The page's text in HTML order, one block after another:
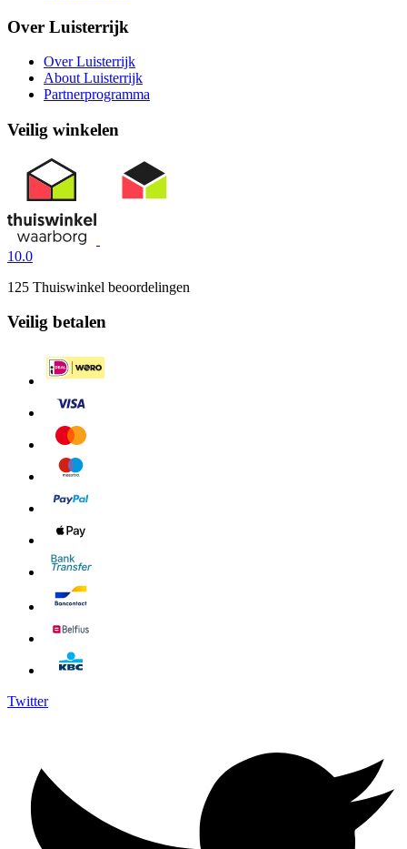
Over Luisterrijk
Over Luisterrijk
About Luisterrijk
Partnerprogramma
Veilig winkelen
10.0
125 Thuiswinkel beoordelingen
Veilig betalen
Twitter